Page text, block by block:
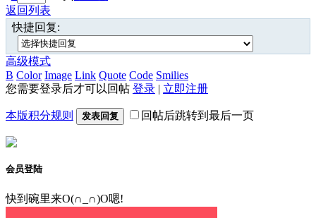
返回列表
快捷回复:
高级模式
B Color Image Link Quote Code Smilies
您需要登录后才可以回帖 登录 | 立即注册
本版积分规则 发表回复 回帖后跳转到最后一页
会员登陆
快到碗里来O(∩_∩)O嗯!